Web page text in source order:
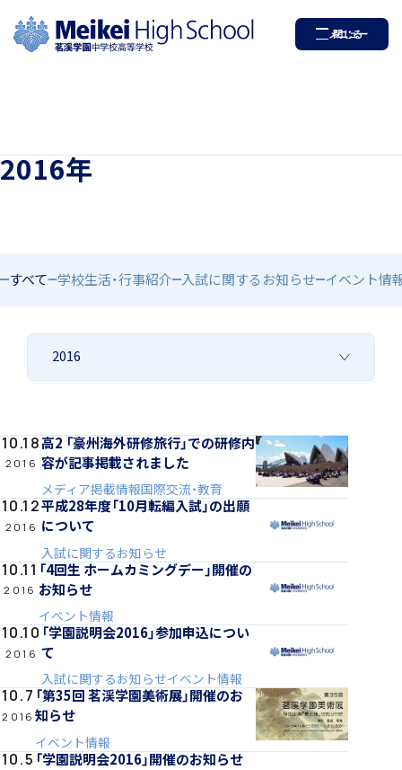
2016年
すべて 学校生活・行事紹介 入試に関するお知らせ イベント情
10.18
2016
高2 「豪州海外研修旅行」での研修内
容が記事掲載されました
メディア掲載情報国際交流・教育
10.12
2016
平成28年度「10月転編入試」の出願
について
入試に関するお知らせ
10.11
2016
「4回生 ホームカミングデー」開催の
お知らせ
イベント情報
10.10
2016
「学園説明会2016」参加申込につい
て
入試に関するお知らせイベント情報
10.7
2016
「第35回 茗渓学園美術展」開催のお
知らせ
イベント情報
10.5 「学園説明会2016」開催のお知らせ
メニュー
閉じる
ホーム
学校長挨拶
「SDGs」の取り組みについて
いじめ防止基本方針
茗溪ジェネラルクラス（MG）